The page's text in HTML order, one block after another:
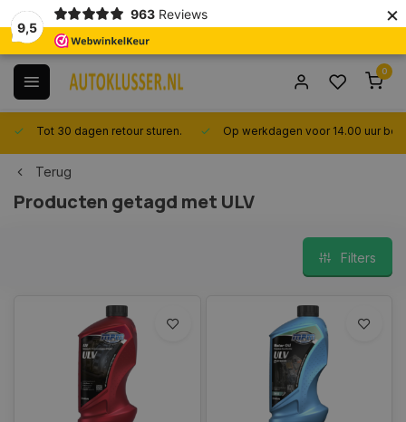
9,5
963 Reviews ×
0
Tot 30 dagen retour sturen. Op werkdagen voor 14.00 uur
Terug
Producten getagd met ULV
Filters